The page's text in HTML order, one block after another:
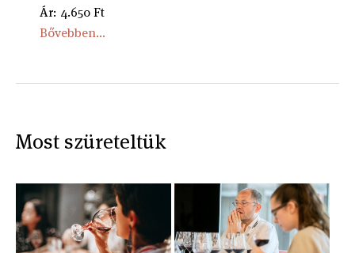
Ár: 4.650 Ft
Bővebben...
Most szüreteltük